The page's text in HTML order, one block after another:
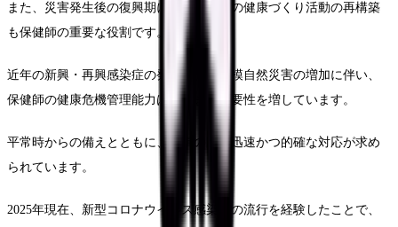
また、災害発生後の復興期における地域の健康づくり活動の再構築
も保健師の重要な役割です。
近年の新興・再興感染症の発生や、大規模自然災害の増加に伴い、
保健師の健康危機管理能力はますます重要性を増しています。
平常時からの備えとともに、有事の際の迅速かつ的確な対応が求め
られています。
2025年現在、新型コロナウイルス感染症の流行を経験したことで、